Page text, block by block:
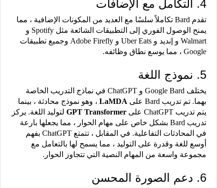
4. التكامل مع الإضافات
تقدم Bard تكاملاً سلسًا مع العديد من المكونات الإضافية ، مما
يمنح الوصول الفوري إلى التطبيقات الشائعة مثل Spotify و
Walmart و إنديد و Uber Eats و Adobe Firefly وجميع تطبيقات
Google ، مما يوسع نطاق وظائفه.
5. نموذج اللغة
يختلف Google Bard و ChatGPT في نماذج التدريب الخاصة
بهما. تم تدريب Bard على
LaMDA، وهو نموذج محادثة ، بينما
يتم تدريب ChatGPT على
GPT Transformerلتوليد اللغة. يركز
تدريب Bard بشكل خاص على مهام الحوار ، مما يجعلها بارعة
في المحادثات التفاعلية. في المقابل ، تتمتع ChatGPT بفهم
أوسع للغة وقدرة على التوليد ، مما يسمح لها بالتعامل مع
مجموعة واسعة من المهام النصية التي تتجاوز الحوار.
6. دعم الصورة المحسن